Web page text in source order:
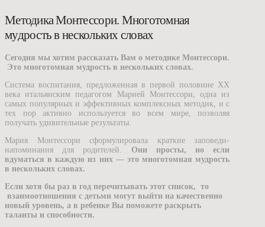
Методика Монтессори. Многотомная
мудрость в нескольких словах
Сегодня мы хотим рассказать Вам о методике Монтессори.
Это многотомная мудрость в нескольких словах.
Cистема воспитания, предложенная в первой половине XX
века итальянским педагогом Марией Монтессори, одна из
самых популярных и эффективных комплексных методик, и с
тех пор активно используется во всем мире, позволяя
получать удивительные результаты.
Мария Монтессори сформулировала краткие заповеди-
напоминания для родителей. Они просты, но если
вдуматься в каждую из них — это многотомная мудрость
в нескольких словах.
Если хотя бы раз в год перечитывать этот список, то
взаимоотношения с детьми могут выйти на качественно
новый уровень, а в ребенке Вы поможете раскрыть
таланты и способности.